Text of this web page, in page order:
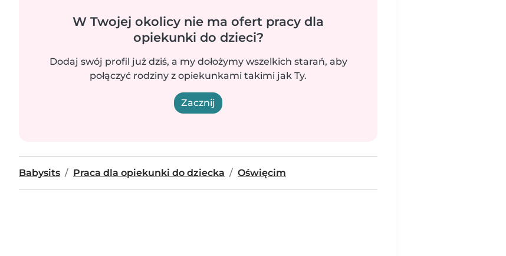
W Twojej okolicy nie ma ofert pracy dla
opiekunki do dzieci?
Dodaj swój profil już dziś, a my dołożymy wszelkich starań, aby
połączyć rodziny z opiekunkami takimi jak Ty.
Zacznij
Babysits Praca dla opiekunki do dziecka Oświęcim